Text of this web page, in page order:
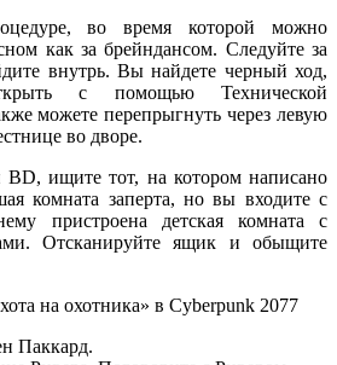
во время которой можно
как за брейндансом. Следуйте за
внутрь. Вы найдете черный ход,
с помощью Технической
можете перепрыгнуть через левую
во дворе.
ищите тот, на котором написано
комната заперта, но вы входите с
пристроена детская комната с
Отсканируйте ящик и обыщите
Паккард.